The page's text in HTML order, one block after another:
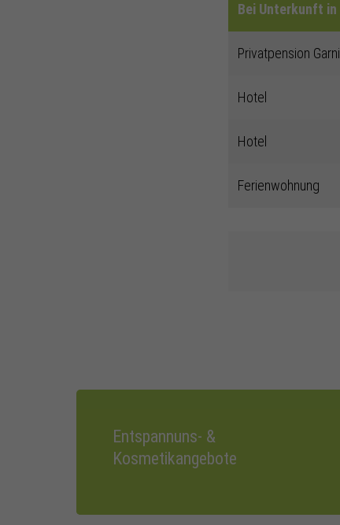
Bei Unterkunft in
Privatpension Garni
Hotel
Hotel
Ferienwohnung
Entspannuns- &
Kosmetikangebote